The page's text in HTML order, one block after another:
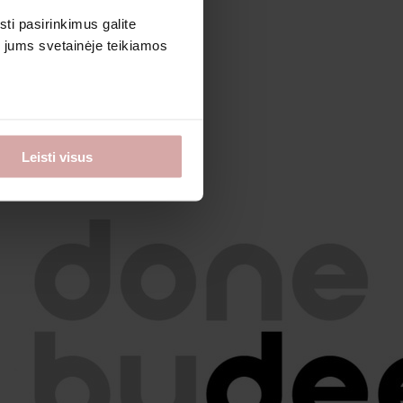
pasirinkimus galite
svetainėje teikiamos
Leisti visus